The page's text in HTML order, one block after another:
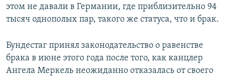
этом не давали в Германии, где приблизительно 94
тысяч однополых пар, такого же статуса, что и брак.
Бундестаг принял законодательство о равенстве
брака в июне этого года после того, как канцлер
Ангела Меркель неожиданно отказалась от своего